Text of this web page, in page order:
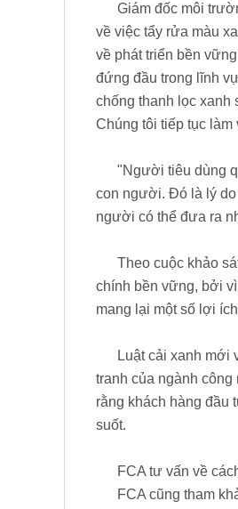
Giám đốc môi
về việc tẩy rửa màu
về phát triển bền
đứng đầu trong lĩnh
chống thanh lọc xanh
Chúng tôi tiếp tục làm
"Người tiêu dùng
con người. Đó là lý do
người có thể đưa ra
Theo cuộc khảo
chính bền vững, bởi
mang lại một số lợi
Luật cải xanh mới
tranh của ngành
rằng khách hàng đầu
suốt.
FCA tư vấn về
FCA cũng tham